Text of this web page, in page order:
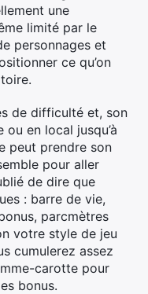
une
limité par le
personnages et
ce qu’on
de difficulté et, son
en local jusqu’à
peut prendre son
pour aller
de dire que
: barre de vie,
parcmètres
votre style de jeu
cumulerez assez
carotte pour
bonus.